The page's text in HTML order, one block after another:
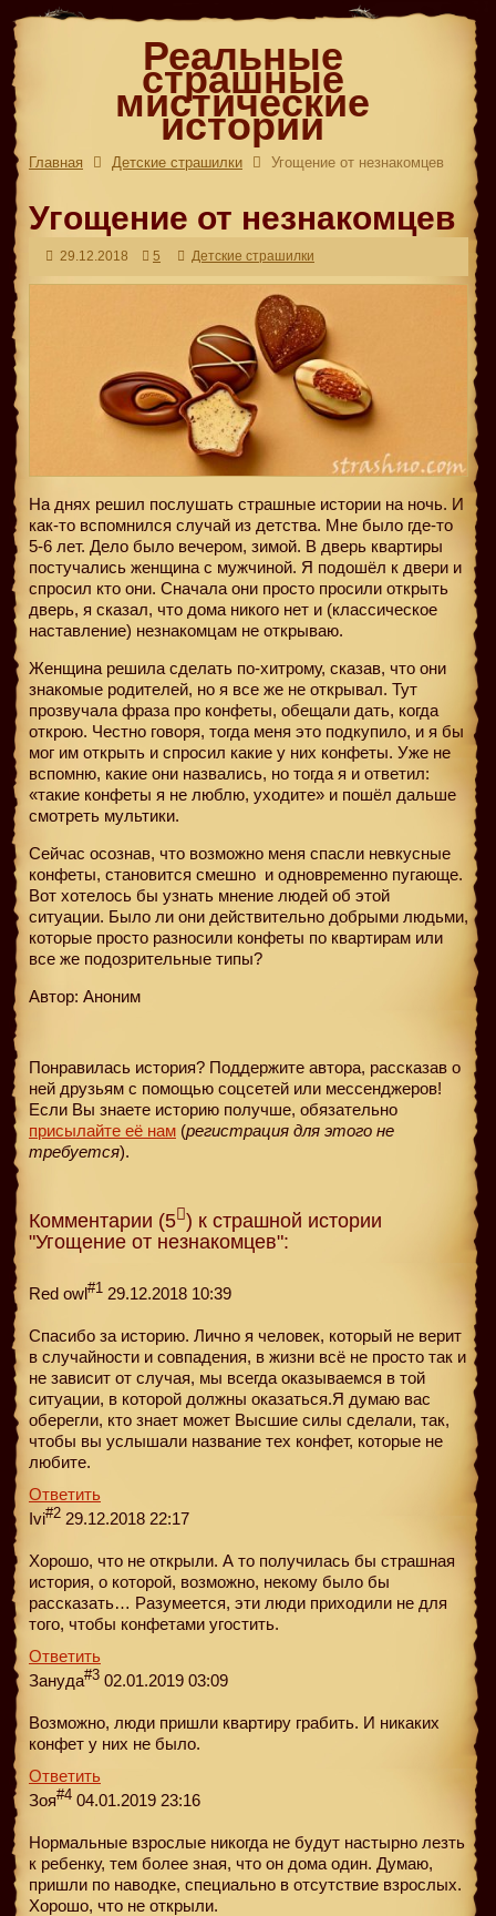
Реальные
страшные
мистические
истории
Главная Детские страшилки Угощение от незнакомцев
Угощение от незнакомцев
29.12.2018 5 Детские страшилки
На днях решил послушать страшные истории на ночь. И
как-то вспомнился случай из детства. Мне было где-то
5-6 лет. Дело было вечером, зимой. В дверь квартиры
постучались женщина с мужчиной. Я подошёл к двери и
спросил кто они. Сначала они просто просили открыть
дверь, я сказал, что дома никого нет и (классическое
наставление) незнакомцам не открываю.
Женщина решила сделать по-хитрому, сказав, что они
знакомые родителей, но я все же не открывал. Тут
прозвучала фраза про конфеты, обещали дать, когда
открою. Честно говоря, тогда меня это подкупило, и я бы
мог им открыть и спросил какие у них конфеты. Уже не
вспомню, какие они назвались, но тогда я и ответил:
«такие конфеты я не люблю, уходите» и пошёл дальше
смотреть мультики.
Сейчас осознав, что возможно меня спасли невкусные
конфеты, становится смешно и одновременно пугающе.
Вот хотелось бы узнать мнение людей об этой
ситуации. Было ли они действительно добрыми людьми,
которые просто разносили конфеты по квартирам или
все же подозрительные типы?
Автор: Аноним
Понравилась история? Поддержите автора, рассказав о
ней друзьям с помощью соцсетей или мессенджеров!
Если Вы знаете историю получше, обязательно
присылайте её нам (регистрация для этого не
требуется).
Комментарии (5 ) к страшной истории
"Угощение от незнакомцев":
Red owl#1 29.12.2018 10:39
Спасибо за историю. Лично я человек, который не верит
в случайности и совпадения, в жизни всё не просто так и
не зависит от случая, мы всегда оказываемся в той
ситуации, в которой должны оказаться.Я думаю вас
оберегли, кто знает может Высшие силы сделали, так,
чтобы вы услышали название тех конфет, которые не
любите.
Ответить
Ivi#2 29.12.2018 22:17
Хорошо, что не открыли. А то получилась бы страшная
история, о которой, возможно, некому было бы
рассказать… Разумеется, эти люди приходили не для
того, чтобы конфетами угостить.
Ответить
Зануда#3 02.01.2019 03:09
Возможно, люди пришли квартиру грабить. И никаких
конфет у них не было.
Ответить
Зоя#4 04.01.2019 23:16
Нормальные взрослые никогда не будут настырно лезть
к ребенку, тем более зная, что он дома один. Думаю,
пришли по наводке, специально в отсутствие взрослых.
Хорошо, что не открыли.